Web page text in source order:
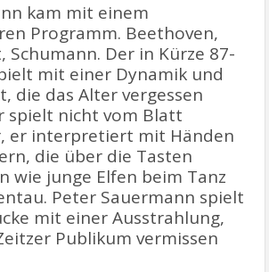
kam mit einem
Programm. Beethoven,
Schumann. Der in Kürze 87-
mit einer Dynamik und
die das Alter vergessen
spielt nicht vom Blatt
er interpretiert mit Händen
die über die Tasten
wie junge Elfen beim Tanz
Peter Sauermann spielt
mit einer Ausstrahlung,
Publikum vermissen